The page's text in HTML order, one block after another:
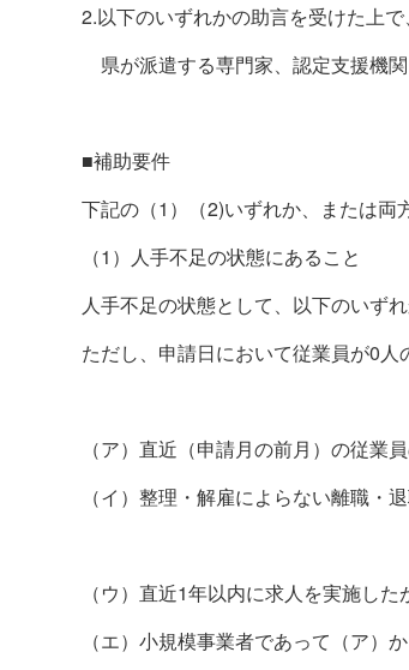
2.以下のいずれかの助言を受けた上
県が派遣する専門家、認定支援機関
■補助要件
下記の（1 ）（2)いずれか、または両
（1 ）人手不足の状態にあること
人手不足の状態として、以下のいず
ただし、申請日において従業員が0人
（ア）直近（申請月の前月）の従業
（イ）整理・解雇によらない離職・
（ウ）直近1年以内に求人を実施した
（エ）小規模事業者であって（ア）